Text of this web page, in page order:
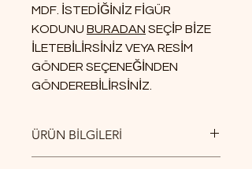
MDF. İSTEDİĞİNİZ FİGÜR
KODUNU BURADAN SEÇİP BİZE
İLETEBİLİRSİNİZ VEYA RESİM
GÖNDER SEÇENEĞİNDEN
GÖNDEREBİLİRSİNİZ.
ÜRÜN BİLGİLERİ